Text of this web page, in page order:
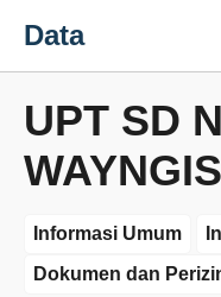
Data
UPT SD
Informasi Umum
Dokumen dan